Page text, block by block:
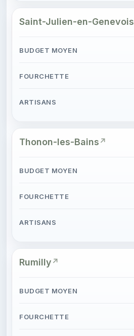
Saint-Julien-en-Genevois
Thonon-les-Bains
Rumilly